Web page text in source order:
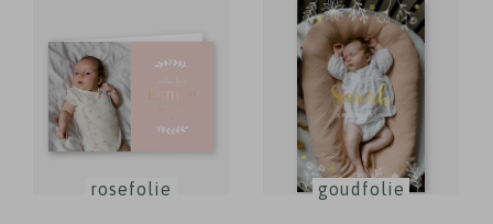
rosefolie goudfolie